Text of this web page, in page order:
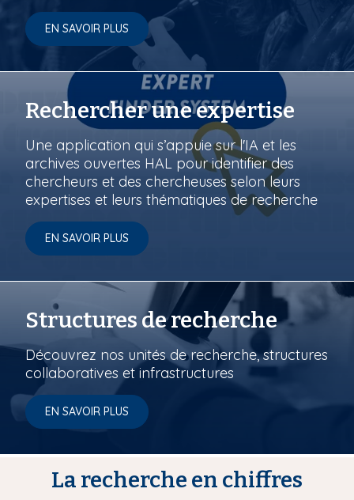
EN SAVOIR PLUS
Rechercher une expertise
Une application qui s’appuie sur l'IA et les
archives ouvertes HAL pour identifier des
chercheurs et des chercheuses selon leurs
expertises et leurs thématiques de recherche
EN SAVOIR PLUS
Structures de recherche
Découvrez nos unités de recherche, structures
collaboratives et infrastructures
EN SAVOIR PLUS
La recherche en chiffres